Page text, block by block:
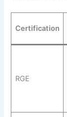
Certification
RGE